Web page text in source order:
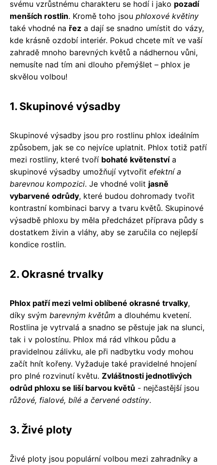
svému vzrůstnému charakteru se hodí i jako pozadí
menších rostlin. Kromě toho jsou phloxové květiny
také vhodné na řez a dají se snadno umístit do vázy,
kde krásně ozdobí interiér. Pokud chcete mít ve vaší
zahradě mnoho barevných květů a nádhernou vůni,
nemusíte nad tím ani dlouho přemýšlet – phlox je
skvělou volbou!
1. Skupinové výsadby
Skupinové výsadby jsou pro rostlinu phlox ideálním
způsobem, jak se co nejvíce uplatnit. Phlox totiž patří
mezi rostliny, které tvoří bohaté květenstvía
skupinové výsadby umožňují vytvořit efektní a
barevnou kompozici. Je vhodné volit jasně
vybarvené odrůdy, které budou dohromady tvořit
kontrastní kombinaci barvy a tvaru květů. Skupinové
výsadbě phloxu by měla předcházet příprava půdy s
dostatkem živin a vláhy, aby se zaručila co nejlepší
kondice rostlin.
2. Okrasné trvalky
Phlox patří mezi velmi oblíbené okrasné trvalky,
díky svým barevným květům a dlouhému kvetení.
Rostlina je vytrvalá a snadno se pěstuje jak na slunci,
tak i v polostínu. Phlox má rád vlhkou půdu a
pravidelnou zálivku, ale při nadbytku vody mohou
začít hnít kořeny. Vyžaduje také pravidelné hnojení
pro plné rozvinutí květu. Zvláštnosti jednotlivých
odrůd phloxu se liší barvou květů - nejčastější jsou
růžové, fialové, bílé a červené odstíny.
3. Živé ploty
Živé ploty jsou populární volbou mezi zahradníky a